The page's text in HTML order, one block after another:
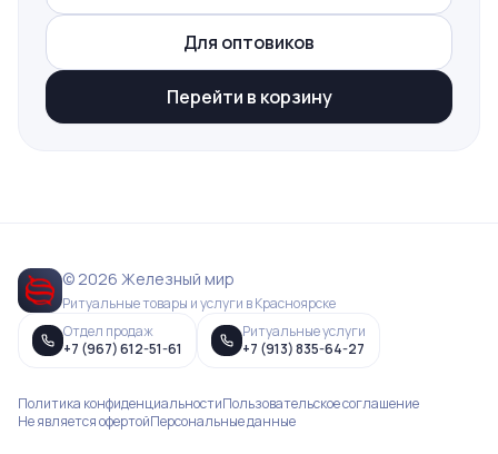
Для оптовиков
Перейти в корзину
© 2026 Железный мир
Ритуальные товары и услуги в Красноярске
Отдел продаж
+7 (967) 612-51-61
Ритуальные услуги
+7 (913) 835-64-27
Политика конфиденциальностиПользовательское соглашение
Не является офертойПерсональные данные